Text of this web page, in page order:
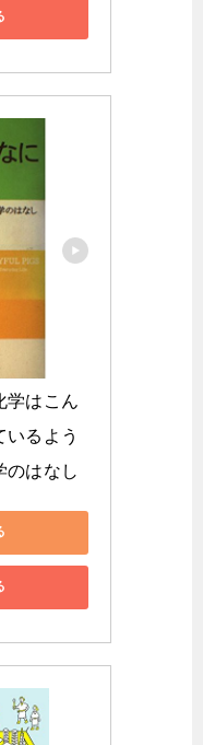
学はこん
るよう
のはなし